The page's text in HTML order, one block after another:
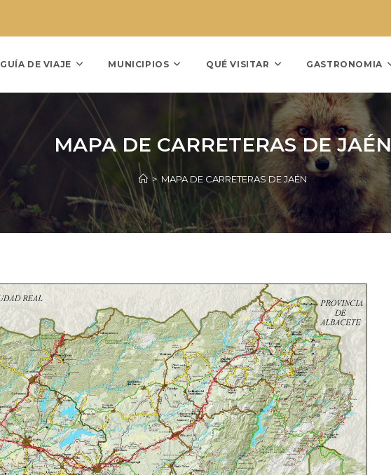
GUÍA DE VIAJE MUNICIPIOS QUÉ VISITAR GASTRONOMIA
MAPA DE CARRETERAS DE JAÉN
> MAPA DE CARRETERAS DE JAÉN